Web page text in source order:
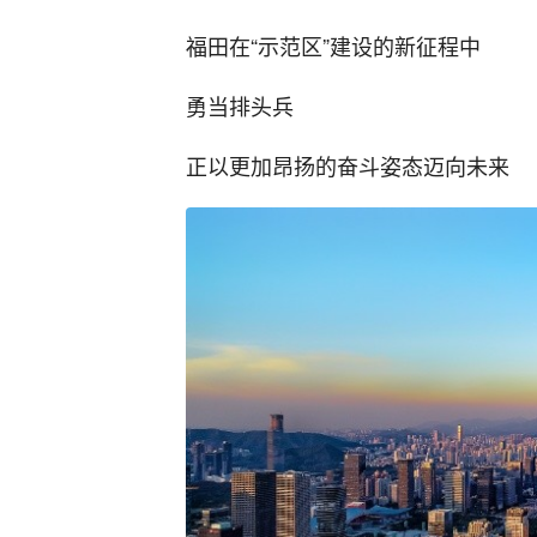
福田在“示范区”建设的新征程中
勇当排头兵
正以更加昂扬的奋斗姿态迈向未来